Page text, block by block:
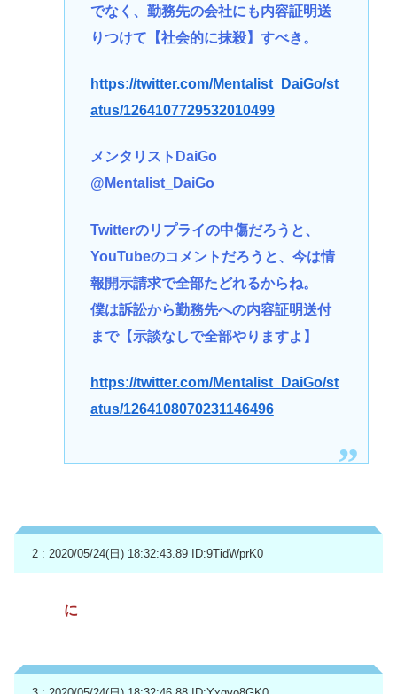
でなく、勤務先の会社にも内容証明送
りつけて【社会的に抹殺】すべき。
https://twitter.com/Mentalist_DaiGo/st
atus/1264107729532010499
メンタリストDaiGo
@Mentalist_DaiGo
Twitterのリプライの中傷だろうと、
YouTubeのコメントだろうと、今は情
報開示請求で全部たどれるからね。
僕は訴訟から勤務先への内容証明送付
まで【示談なしで全部やりますよ】
https://twitter.com/Mentalist_DaiGo/st
atus/1264108070231146496
2 : 2020/05/24(日) 18:32:43.89 ID:9TidWprK0
に